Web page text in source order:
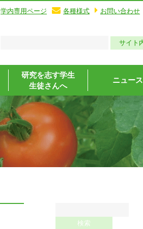
学内専用ページ 各種様式 お問い合わせ
研究を志す学生
生徒さんへ
ニュース